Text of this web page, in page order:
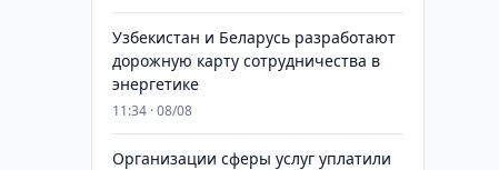
Узбекистан и Беларусь разработают
дорожную карту сотрудничества в
энергетике
11:34 · 08/08
Организации сферы услуг уплатили